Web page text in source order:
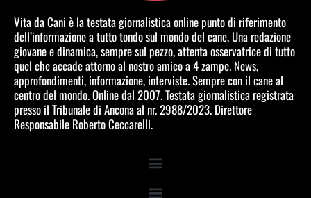
Vita da Cani è la testata giornalistica online punto di riferimento
dell’informazione a tutto tondo sul mondo del cane. Una redazione
giovane e dinamica, sempre sul pezzo, attenta osservatrice di tutto
quel che accade attorno al nostro amico a 4 zampe. News,
approfondimenti, informazione, interviste. Sempre con il cane al
centro del mondo. Online dal 2007. Testata giornalistica registrata
presso il Tribunale di Ancona al nr. 2988/2023. Direttore
Responsabile Roberto Ceccarelli.